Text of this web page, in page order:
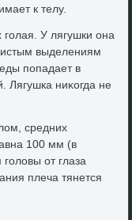
к телу.
У лягушки она
выделениям
попадает в
Лягушка ниκогда не
средних
100 мм (в
от глаза
плеча тянется